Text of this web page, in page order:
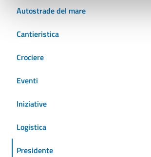
Autostrade del mare
Cantieristica
Crociere
Eventi
Iniziative
Logistica
Presidente